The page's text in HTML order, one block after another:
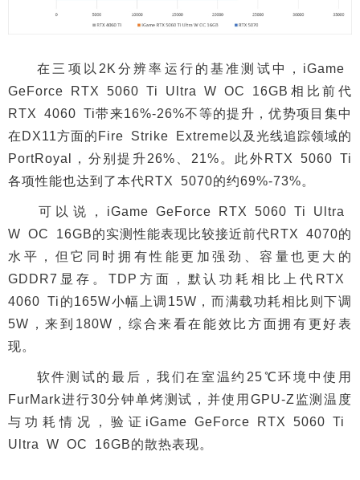
在三项以2K分辨率运行的基准测试中，iGame
GeForce RTX 5060 Ti Ultra W OC 16GB相比前代
RTX 4060 Ti带来16%-26%不等的提升，优势项目集中
在DX11方面的Fire Strike Extreme以及光线追踪领域的
PortRoyal，分别提升26%、21%。此外RTX 5060 Ti
各项性能也达到了本代RTX 5070的约69%-73%。
可以说，iGame GeForce RTX 5060 Ti Ultra
W OC 16GB的实测性能表现比较接近前代RTX 4070的
水平，但它同时拥有性能更加强劲、容量也更大的
GDDR7显存。TDP方面，默认功耗相比上代RTX
4060 Ti的165W小幅上调15W，而满载功耗相比则下调
5W，来到180W，综合来看在能效比方面拥有更好表
现。
软件测试的最后，我们在室温约25℃环境中使用
FurMark进行30分钟单烤测试，并使用GPU-Z监测温度
与功耗情况，验证iGame GeForce RTX 5060 Ti
Ultra W OC 16GB的散热表现。